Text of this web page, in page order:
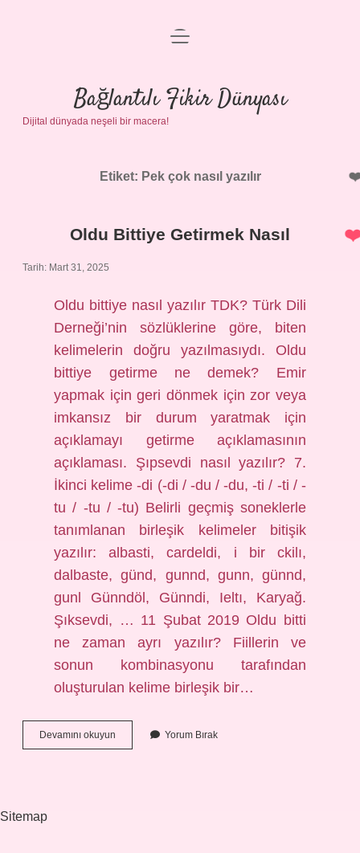
Anasayfa
Gizlilik Politikası
Yasal Uyarı
menüyü
Bağlantılı Fikir Dünyası
Dijital dünyada neşeli bir macera!
Etiket: Pek çok nasıl yazılır
Oldu Bittiye Getirmek Nasıl
Tarih: Mart 31, 2025
Oldu bittiye nasıl yazılır TDK? Türk Dili
Derneği’nin sözlüklerine göre, biten
kelimelerin doğru yazılmasıydı. Oldu
bittiye getirme ne demek? Emir
yapmak için geri dönmek için zor veya
imkansız bir durum yaratmak için
açıklamayı getirme açıklamasının
açıklaması. Şıpsevdi nasıl yazılır? 7.
İkinci kelime -di (-di / -du / -du, -ti / -ti / -
tu / -tu / -tu) Belirli geçmiş soneklerle
tanımlanan birleşik kelimeler bitişik
yazılır: albasti, cardeldi, i bir ckilı,
dalbaste, günd, gunnd, gunn, günnd,
gunl Günndöl, Günndi, Ieltı, Karyağ.
Şıksevdi, … 11 Şubat 2019 Oldu bitti
ne zaman ayrı yazılır? Fiillerin ve
sonun kombinasyonu tarafından
oluşturulan kelime birleşik bir…
Devamını okuyun
Bittiye
Yorum Bırak
Sitemap